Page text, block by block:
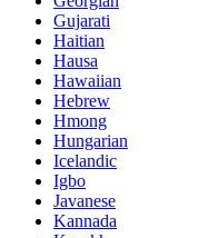
Gujarati
Haitian
Hausa
Hawaiian
Hebrew
Hmong
Hungarian
Icelandic
Igbo
Javanese
Kannada